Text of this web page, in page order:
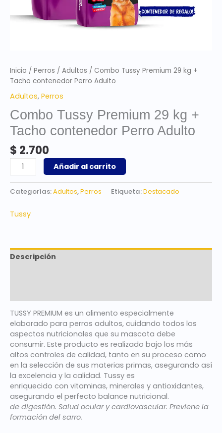
Inicio / Perros / Adultos / Combo Tussy Premium 29 kg +
Tacho contenedor Perro Adulto
Adultos, Perros
Combo Tussy Premium 29 kg +
Tacho contenedor Perro Adulto
$ 2.700
Añadir al carrito
Categorías:Adultos,Perros Etiqueta:Destacado
Tussy
Descripción
TUSSY PREMIUM es un alimento especialmente
elaborado para perros adultos, cuidando todos los
aspectos nutricionales que su mascota debe
consumir. Este producto es realizado bajo los más
altos controles de calidad, tanto en su proceso como
en la selección de sus materias primas, asegurando así
la excelencia y la calidad. Tussy es
enriquecido con vitaminas, minerales y antioxidantes,
asegurando el perfecto balance nutricional.
de digestión. Salud ocular y cardiovascular. Previene la
formación del sarro.